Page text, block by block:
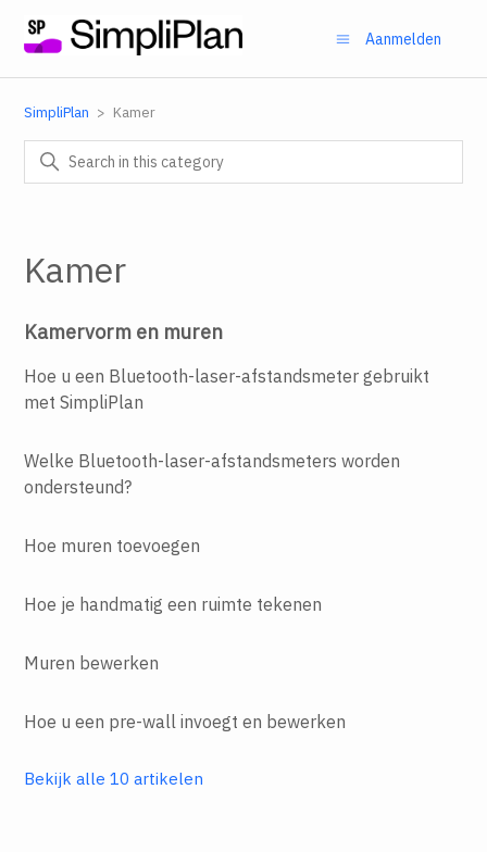
Aanmelden
SimpliPlan Kamer
Kamer
Kamervorm en muren
Hoe u een Bluetooth-laser-afstandsmeter gebruikt
met SimpliPlan
Welke Bluetooth-laser-afstandsmeters worden
ondersteund?
Hoe muren toevoegen
Hoe je handmatig een ruimte tekenen
Muren bewerken
Hoe u een pre-wall invoegt en bewerken
Bekijk alle 10 artikelen